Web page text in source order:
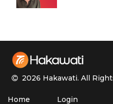
2026 Hakawati. All
Home Login